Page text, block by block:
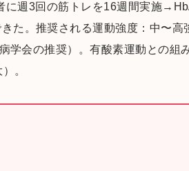
週3回の筋トレを16週間実施
た。推奨される運動強度：中〜高
学会の推奨）。有酸素運動との組
。